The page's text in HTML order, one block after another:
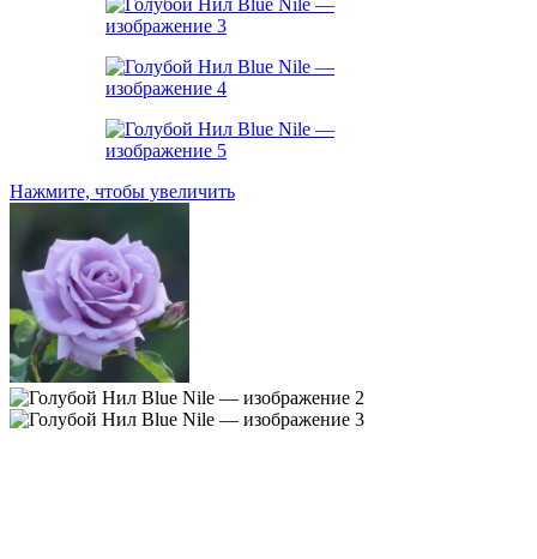
Нажмите, чтобы увеличить